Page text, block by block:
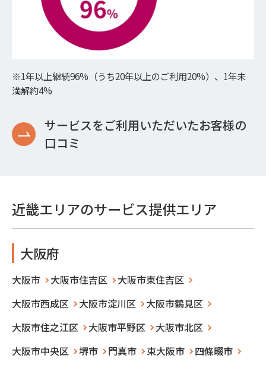
※1年以上継続96%（うち20年以上のご利用20%）、1年未
満解約4%
サービスをご利用いただいたお客様の
口コミ
近畿エリアのサービス提供エリア
大阪府
大阪市 大阪市住吉区
大阪市東住吉区
大阪市西成区
大阪市淀川区
大阪市鶴見区
大阪市住之江区
大阪市平野区
大阪市北区
大阪市中央区
堺市 門真市 東大阪市
四條畷市